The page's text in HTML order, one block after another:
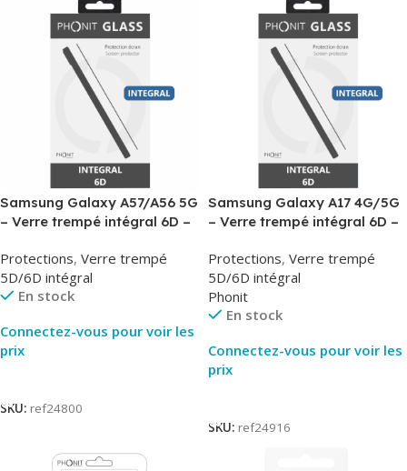
Samsung Galaxy A57/A56 5G
– Verre trempé intégral 6D –
Protections, Verre trempé
5D/6D intégral
En stock
Connectez-vous pour voir les
prix
SKU: ref24800
Samsung Galaxy A17 4G/5G
– Verre trempé intégral 6D –
Protections, Verre trempé
5D/6D intégral
Phonit
En stock
Connectez-vous pour voir les
prix
SKU: ref24916